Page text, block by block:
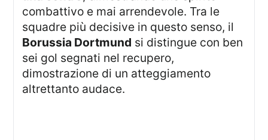
combattivo e mai arrendevole. Tra le
squadre più decisive in questo senso, il
Borussia Dortmund si distingue con ben
sei gol segnati nel recupero,
dimostrazione di un atteggiamento
altrettanto audace.